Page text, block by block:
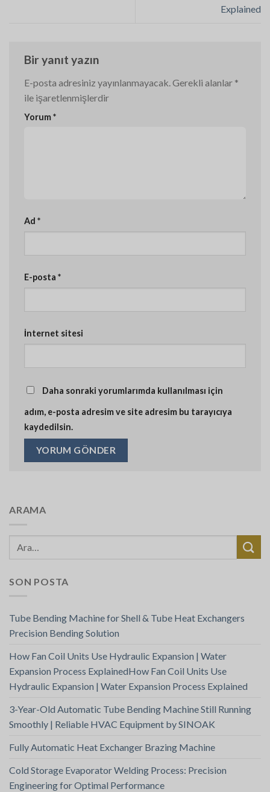
Explained
Bir yanıt yazın
E-posta adresiniz yayınlanmayacak. Gerekli alanlar *
ile işaretlenmişlerdir
Yorum*
Ad *
E-posta *
İnternet sitesi
Daha sonraki yorumlarımda kullanılması için
adım, e-posta adresim ve site adresim bu tarayıcıya
kaydedilsin.
ARAMA
SON POSTA
Tube Bending Machine for Shell & Tube Heat Exchangers
Precision Bending Solution
How Fan Coil Units Use Hydraulic Expansion | Water
Expansion Process ExplainedHow Fan Coil Units Use
Hydraulic Expansion | Water Expansion Process Explained
3-Year-Old Automatic Tube Bending Machine Still Running
Smoothly | Reliable HVAC Equipment by SINOAK
Fully Automatic Heat Exchanger Brazing Machine
Cold Storage Evaporator Welding Process: Precision
Engineering for Optimal Performance